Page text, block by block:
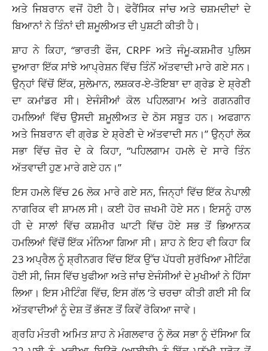
ਅਤੇ ਜਿਬਰਾਨ ਵਜੋਂ ਹੋਈ ਹੈ। ਫੋਰੈਂਸਿਕ ਜਾਂਚ ਅਤੇ ਚਸ਼ਮਦੀਦਾਂ ਦੇ
ਬਿਆਨਾਂ ਨੇ ਤਿੰਨਾਂ ਦੀ ਸ਼ਮੂਲੀਅਤ ਦੀ ਪੁਸ਼ਟੀ ਕੀਤੀ ਹੈ।
ਸ਼ਾਹ ਨੇ ਕਿਹਾ, “ਭਾਰਤੀ ਫੌਜ, CRPF ਅਤੇ ਜੰਮੂ-ਕਸ਼ਮੀਰ ਪੁਲਿਸ
ਦੁਆਰਾ ਇੱਕ ਸਾਂਝੇ ਆਪ੍ਰੇਸ਼ਨ ਵਿੱਚ ਤਿੰਨੋਂ ਅੱਤਵਾਦੀ ਮਾਰੇ ਗਏ ਸਨ।
ਉਨ੍ਹਾਂ ਵਿੱਚੋਂ ਇੱਕ, ਸੁਲੇਮਾਨ, ਲਸ਼ਕਰ-ਏ-ਤੋਇਬਾ ਦਾ ਗ੍ਰੇਡ ਏ ਸ਼੍ਰੇਣੀ
ਦਾ ਕਮਾਂਡਰ ਸੀ। ਏਜੰਸੀਆਂ ਕੋਲ ਪਹਿਲਗਾਮ ਅਤੇ ਗਗਨਗੀਰ
ਹਮਲਿਆਂ ਵਿੱਚ ਉਸਦੀ ਸ਼ਮੂਲੀਅਤ ਦੇ ਠੋਸ ਸਬੂਤ ਹਨ। ਅਫਗਾਨ
ਅਤੇ ਜਿਬਰਾਨ ਵੀ ਗ੍ਰੇਡ ਏ ਸ਼੍ਰੇਣੀ ਦੇ ਅੱਤਵਾਦੀ ਸਨ।” ਉਨ੍ਹਾਂ ਲੋਕ
ਸਭਾ ਵਿੱਚ ਜ਼ੋਰ ਦੇ ਕੇ ਕਿਹਾ, “ਪਹਿਲਗਾਮ ਹਮਲੇ ਦੇ ਸਾਰੇ ਤਿੰਨ
ਅੱਤਵਾਦੀ ਹੁਣ ਮਾਰੇ ਗਏ ਹਨ।”
ਇਸ ਹਮਲੇ ਵਿੱਚ 26 ਲੋਕ ਮਾਰੇ ਗਏ ਸਨ, ਜਿਨ੍ਹਾਂ ਵਿੱਚ ਇੱਕ ਨੇਪਾਲੀ
ਨਾਗਰਿਕ ਵੀ ਸ਼ਾਮਲ ਸੀ। ਕਈ ਹੋਰ ਜ਼ਖਮੀ ਹੋਏ ਸਨ। ਇਸਨੂੰ ਹਾਲ
ਹੀ ਦੇ ਸਾਲਾਂ ਵਿੱਚ ਕਸ਼ਮੀਰ ਘਾਟੀ ਵਿੱਚ ਹੋਏ ਸਭ ਤੋਂ ਭਿਆਨਕ
ਹਮਲਿਆਂ ਵਿੱਚੋਂ ਇੱਕ ਮੰਨਿਆ ਗਿਆ ਸੀ। ਸ਼ਾਹ ਨੇ ਇਹ ਵੀ ਕਿਹਾ ਕਿ
23 ਅਪ੍ਰੈਲ ਨੂੰ ਸ਼੍ਰੀਨਗਰ ਵਿੱਚ ਇੱਕ ਉੱਚ ਪੱਧਰੀ ਸੁਰੱਖਿਆ ਮੀਟਿੰਗ
ਹੋਈ ਸੀ, ਜਿਸ ਵਿੱਚ ਖੁਫੀਆ ਅਤੇ ਜਾਂਚ ਏਜੰਸੀਆਂ ਦੇ ਮੁਖੀਆਂ ਨੇ ਹਿੱਸਾ
ਲਿਆ। ਇਸ ਮੀਟਿੰਗ ਵਿੱਚ, ਇਸ ਗੱਲ ‘ਤੇ ਚਰਚਾ ਕੀਤੀ ਗਈ ਸੀ ਕਿ
ਅੱਤਵਾਦੀਆਂ ਨੂੰ ਦੇਸ਼ ਤੋਂ ਭੱਜਣ ਤੋਂ ਕਿਵੇਂ ਰੋਕਿਆ ਜਾਵੇ।
ਗ੍ਰਹਿ ਮੰਤਰੀ ਅਮਿਤ ਸ਼ਾਹ ਨੇ ਮੰਗਲਵਾਰ ਨੂੰ ਲੋਕ ਸਭਾ ਨੂੰ ਦੱਸਿਆ ਕਿ